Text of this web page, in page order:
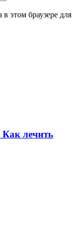
этом браузере для
лечить